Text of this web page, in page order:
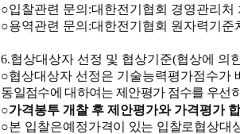
○입찰관련 문의 :대한전기협회 경영관리처
○용역관련 문의 :대한전기협회 원자력기준
6.협상대상자 선정 및 협상기준(협상에 의
○협상대상자 선정은 기술능력평가점수가
동일점수에 대하여는 제안평가 점수를 우선
○가격봉투 개찰 후 제안평가와 가격평가
○본 입찰은예정가격이 있는 입찰로협상대